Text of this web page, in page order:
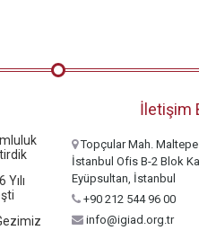
İletişim
Topçular Mah.
İstanbul Ofis B-2 Blok
Eyüpsultan, İstanbul
+90 212 544 96 00
info@igiad.org.tr